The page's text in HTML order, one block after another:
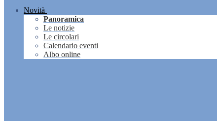
Novità
Panoramica
Le notizie
Le circolari
Calendario eventi
Albo online